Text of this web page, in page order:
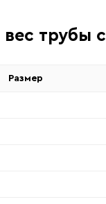
трубы
Размер